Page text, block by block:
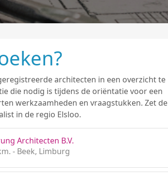
architecten in een overzicht te
die nodig is tijdens de oriëntatie voor een
werkzaamheden en vraagstukken. Zet de
in de regio Elsloo.
Architecten B.V.
- Beek, Limburg